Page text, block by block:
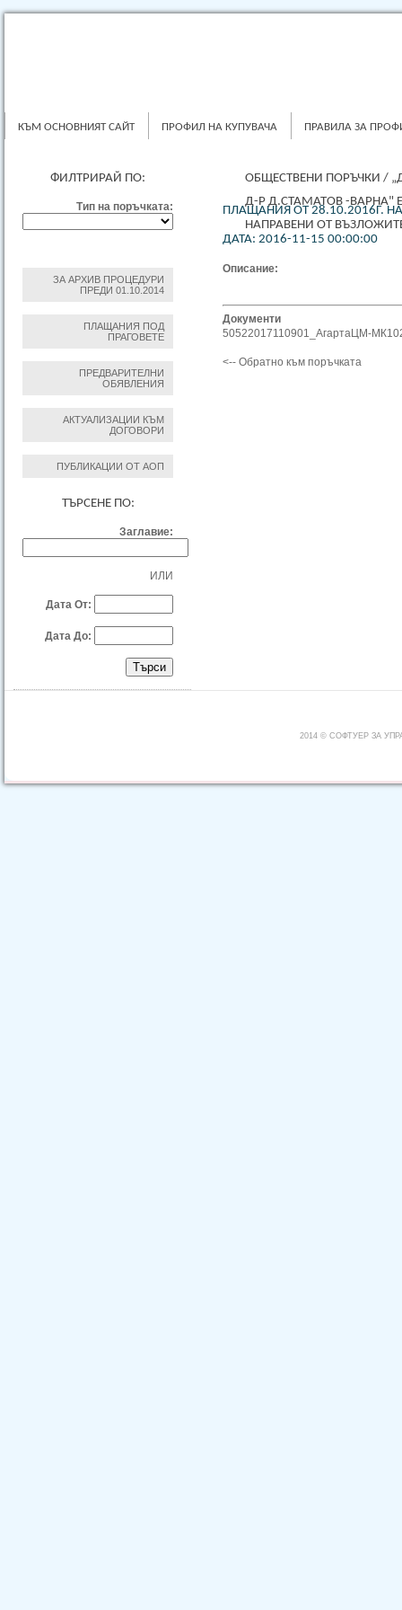
КЪМ ОСНОВНИЯТ САЙТ ПРОФИЛ НА КУПУВАЧА ПРАВИЛА ЗА
ФИЛТРИРАЙ ПО:
Тип на поръчката:
ЗА АРХИВ ПРОЦЕДУРИ
ПРЕДИ 01.10.2014
ПЛАЩАНИЯ ПОД
ПРАГОВЕТЕ
ПРЕДВАРИТЕЛНИ
ОБЯВЛЕНИЯ
АКТУАЛИЗАЦИИ КЪМ
ДОГОВОРИ
ПУБЛИКАЦИИ ОТ АОП
ТЪРСЕНЕ ПО:
Заглавие:
ИЛИ
Дата От:
Дата До:
ОБЩЕСТВЕНИ ПОРЪЧКИ /
Д-Р Д.СТАМАТОВ -ВАРНА"
НАПРАВЕНИ ОТ
ПЛАЩАНИЯ ОТ 28.10.2016Г.
ДАТА: 2016-11-15 00:00:00
Описание:
Документи
50522017110901_АгартаЦМ-
<-- Обратно към поръчката
2014 © СОФТУЕР ЗА